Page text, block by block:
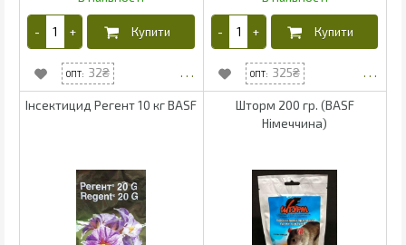
32 325
Інсектицид Регент 10 кг BASF
Шторм 200 гр. (BASF
Німеччина)